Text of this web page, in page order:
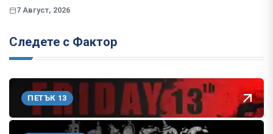
7 Август, 2026
Следете с Фактор
ПЕТЪК 13